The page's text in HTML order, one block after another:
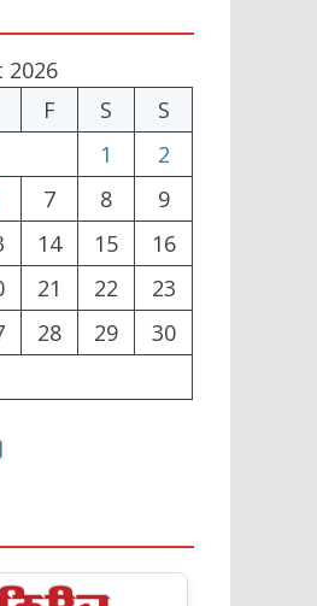
2026
F S
S
1
2
7 8
9
14 15
16
21 22
23
28 29
30